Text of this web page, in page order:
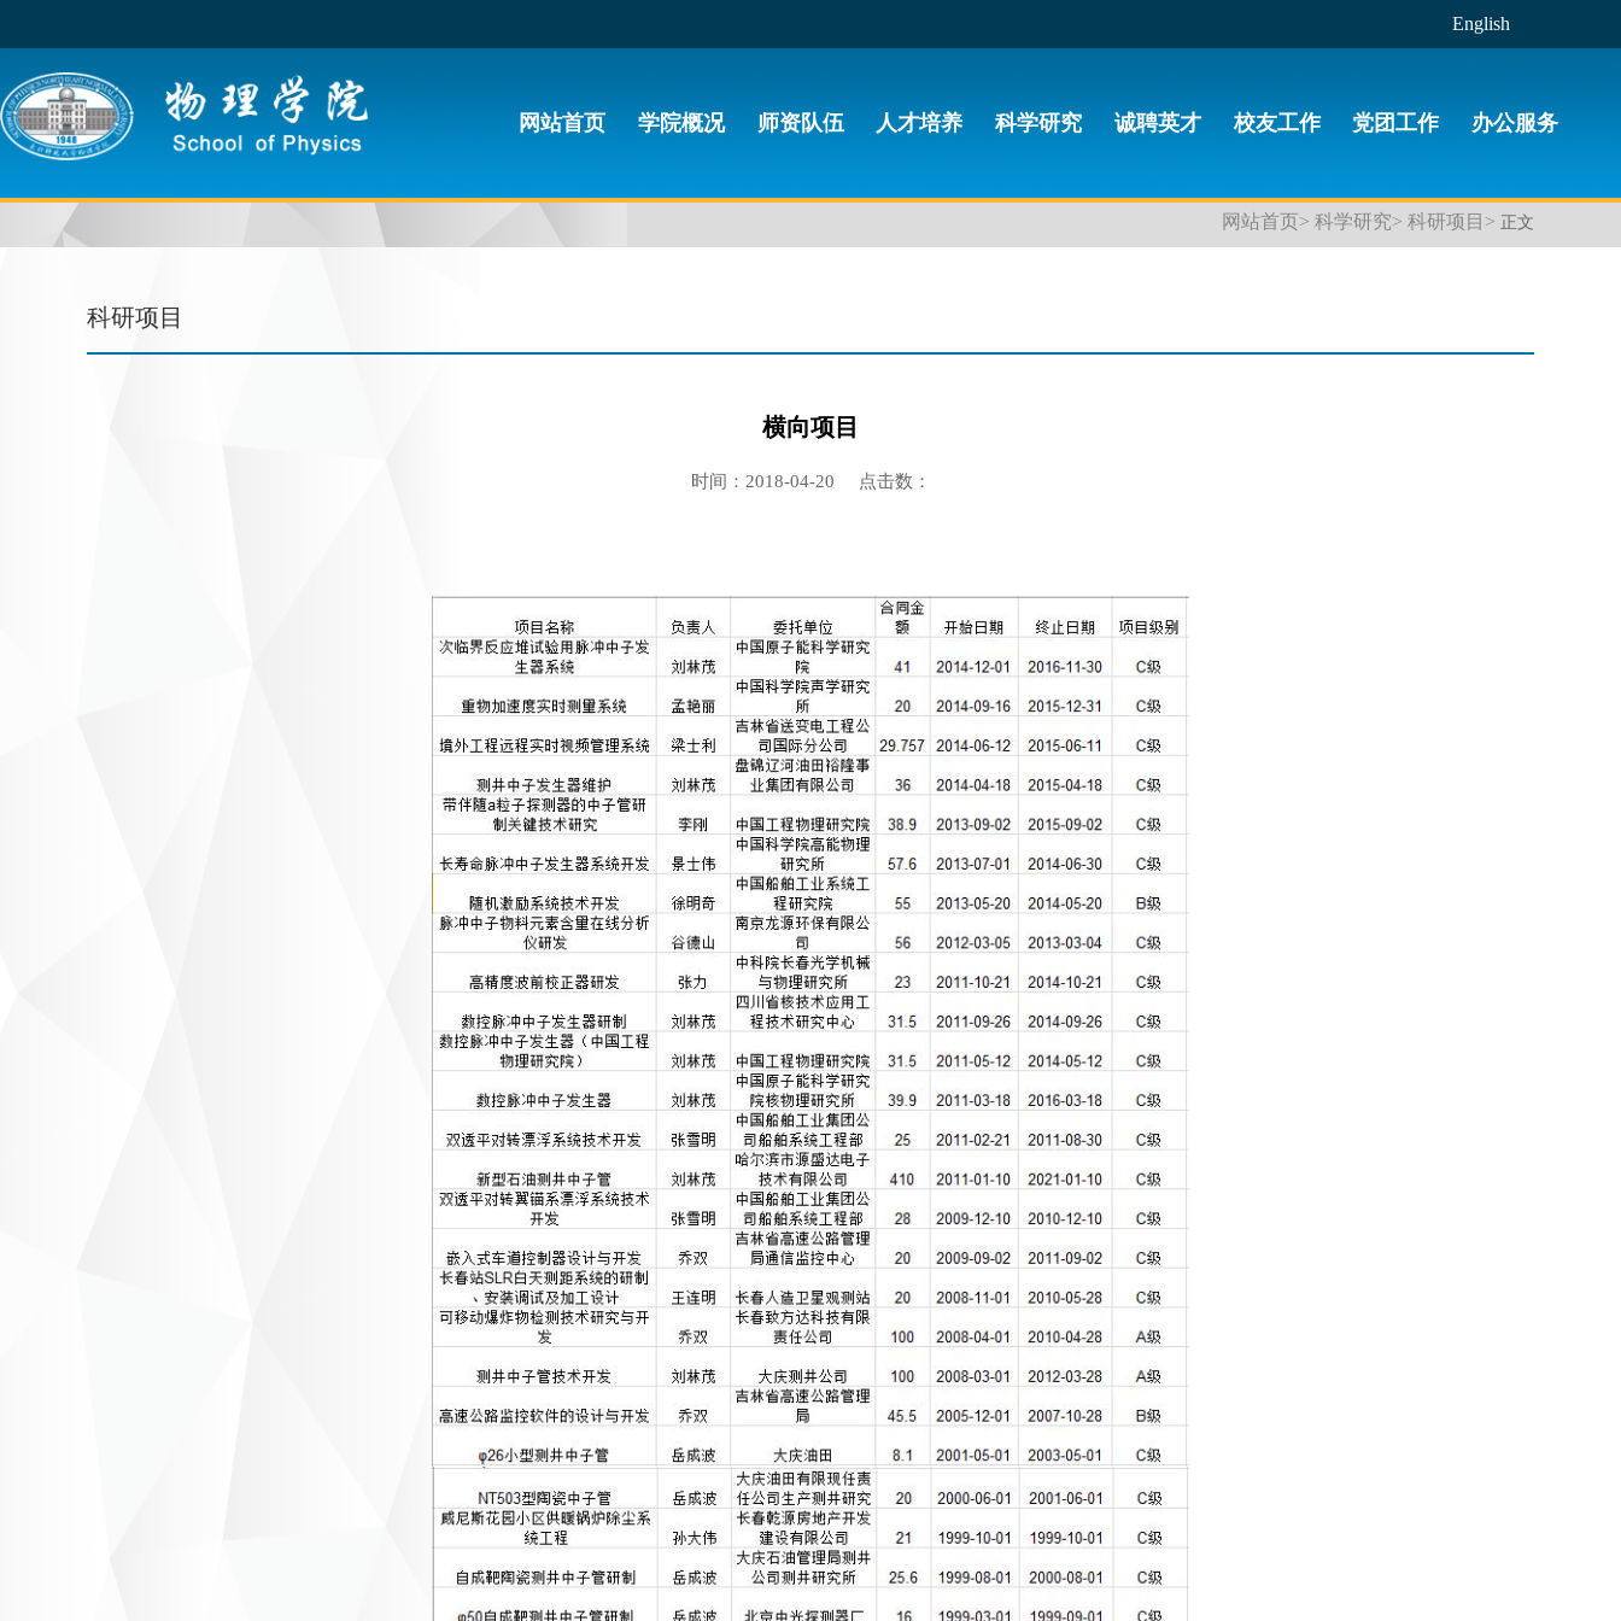
English
网站首页 学院概况 师资队伍 人才培养 科学研究 诚聘英才 校友工作 党团工作 办公服务
网站首页> 科学研究> 科研项目> 正文
科研项目
横向项目
时间：2018-04-20 点击数：